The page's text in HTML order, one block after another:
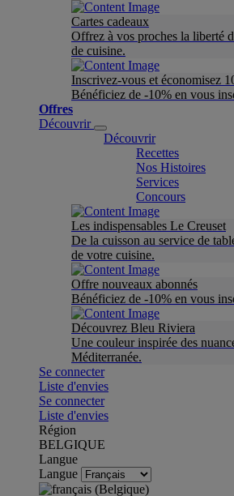
Cartes cadeaux
Offrez à vos proches la liberté
de cuisine.
Inscrivez-vous et économisez
Bénéficiez de -10% en vous
Offres
Découvrir
Découvrir
Recettes
Nos Histoires
Services
Concours
Les indispensables Le Creuset
De la cuisson au service de
de votre cuisine.
Offre nouveaux abonnés
Bénéficiez de -10% en vous
Découvrez Bleu Riviera
Une couleur inspirée des
Méditerranée.
Se connecter
Liste d'envies
Se connecter
Liste d'envies
Région
BELGIQUE
Langue
Langue